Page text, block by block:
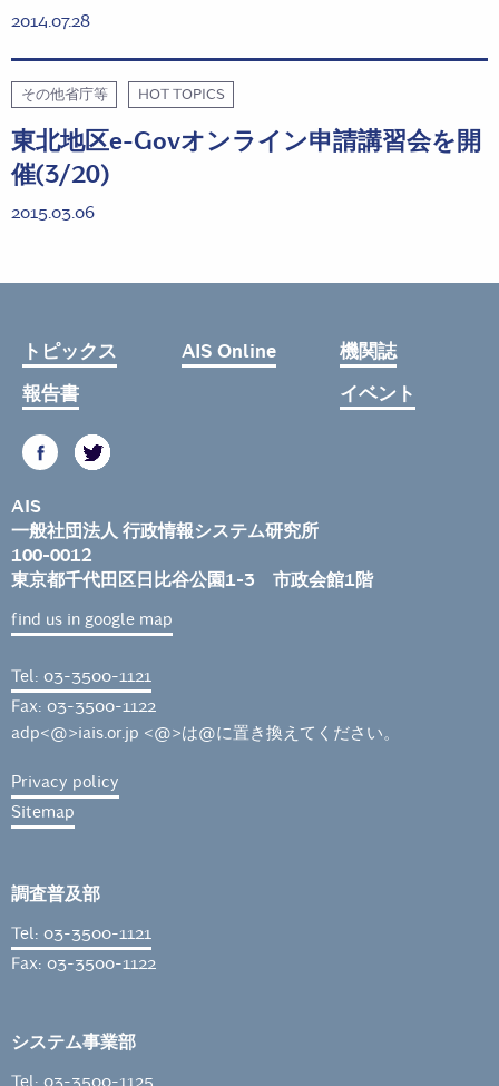
2014.07.28
その他省庁等 HOT TOPICS
東北地区e-Govオンライン申請講習会を開
催(3/20)
2015.03.06
トピックス AIS Online
機関誌
報告書
イベント
AIS
一般社団法人 行政情報システム研究所
100-0012
東京都千代田区日比谷公園1-3 市政会館1階
find us in google map
Tel: 03-3500-1121
Fax: 03-3500-1122
adp<@>iais.or.jp <@>は@に置き換えてください。
Privacy policy
Sitemap
調査普及部
Tel: 03-3500-1121
Fax: 03-3500-1122
システム事業部
Tel: 03-3500-1125